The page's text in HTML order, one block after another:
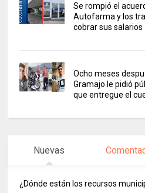
Se rompió el
Autofarma y los
cobrar sus salarios
Ocho meses
Gramajo le pidió
que entregue el
Nuevas
¿Dónde están los recursos